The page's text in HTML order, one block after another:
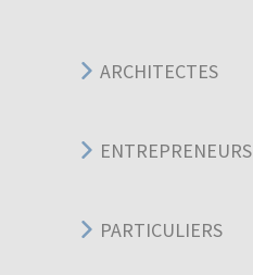
ARCHITECTES
ENTREPRENEURS
PARTICULIERS